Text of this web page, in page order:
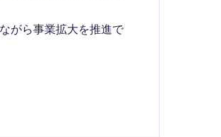
がら事業拡大を推進で